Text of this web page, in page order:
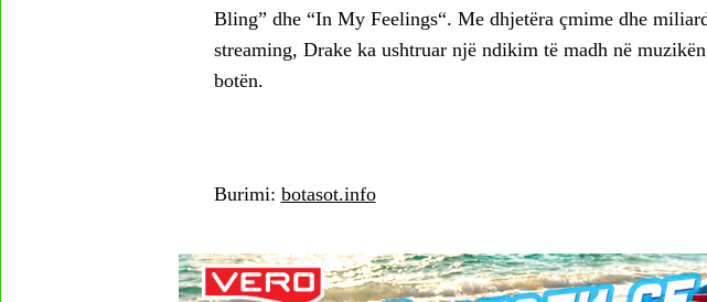
Bling” dhe “In My Feelings“. Me dhjetëra çmime dhe
streaming, Drake ka ushtruar një ndikim të madh në
botën.
Burimi: botasot.info